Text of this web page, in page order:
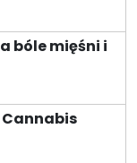
bóle mięśni i
Cannabis